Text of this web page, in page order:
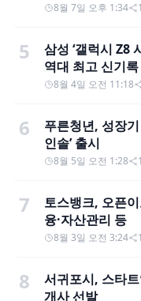
8월 7일 오후 1:34
5
삼성 ‘갤럭시 Z8
역대 최고 신기록
8월 4일 오전 11:18
6
푸른청년, 성장
인솔’ 출시
8월 5일 오전 1:28
7
토스뱅크, 오픈
융·자산관리 등
8월 3일 오전 3:24
8
서귀포시, 스타
개사 선발